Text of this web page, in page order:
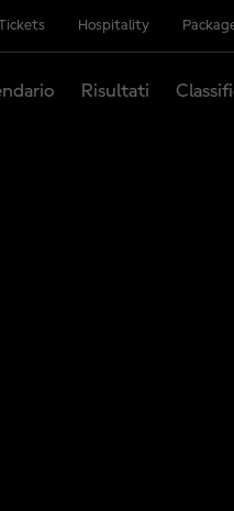
Hospitality
Risultati